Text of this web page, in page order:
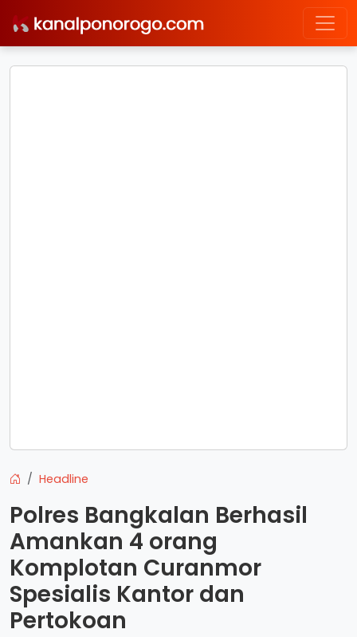
Headline
Polres Bangkalan Berhasil
Amankan 4 orang
Komplotan Curanmor
Spesialis Kantor dan
Pertokoan